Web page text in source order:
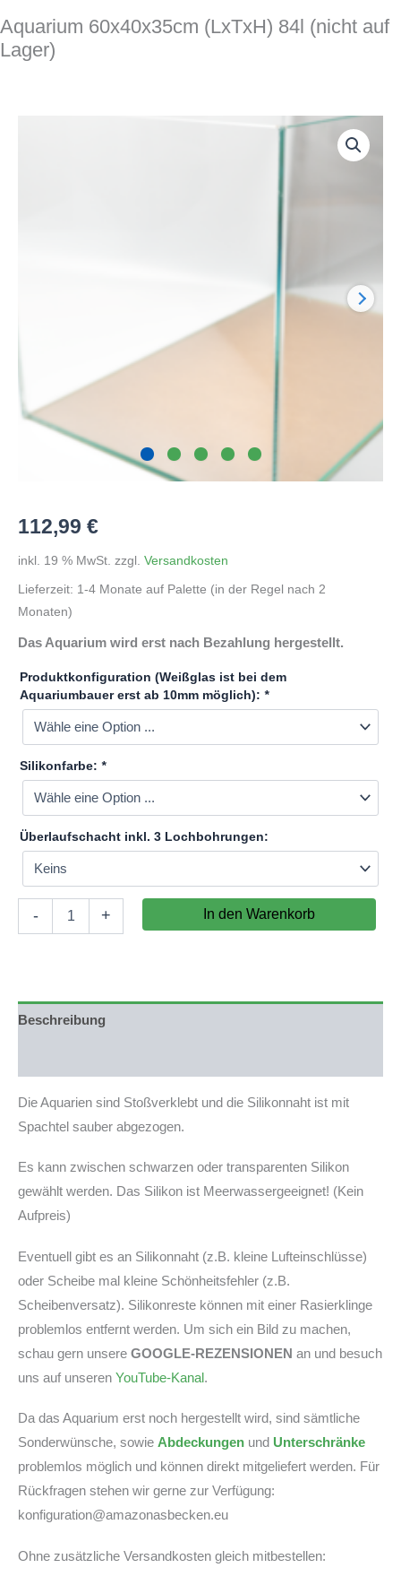
Aquarium 60x40x35cm (LxTxH) 84l (nicht auf
Lager)
112,99 €
inkl. 19 % MwSt. zzgl. Versandkosten
Lieferzeit: 1-4 Monate auf Palette (in der Regel nach 2
Monaten)
Das Aquarium wird erst nach Bezahlung hergestellt.
Produktkonfiguration (Weißglas ist bei dem
Aquariumbauer erst ab 10mm möglich): *
Silikonfarbe: *
Überlaufschacht inkl. 3 Lochbohrungen:
-
60x40x35cm
Lager)
+ In den Warenkorb
Beschreibung
Die Aquarien sind Stoßverklebt und die Silikonnaht ist mit
Spachtel sauber abgezogen.
Es kann zwischen schwarzen oder transparenten Silikon
gewählt werden. Das Silikon ist Meerwassergeeignet! (Kein
Aufpreis)
Eventuell gibt es an Silikonnaht (z.B. kleine Lufteinschlüsse)
oder Scheibe mal kleine Schönheitsfehler (z.B.
Scheibenversatz). Silikonreste können mit einer Rasierklinge
problemlos entfernt werden. Um sich ein Bild zu machen,
schau gern unsere GOOGLE-REZENSIONEN an und besuch
uns auf unseren YouTube-Kanal.
Da das Aquarium erst noch hergestellt wird, sind sämtliche
Sonderwünsche, sowie Abdeckungen und Unterschränke
problemlos möglich und können direkt mitgeliefert werden. Für
Rückfragen stehen wir gerne zur Verfügung:
konfiguration@amazonasbecken.eu
Ohne zusätzliche Versandkosten gleich mitbestellen: